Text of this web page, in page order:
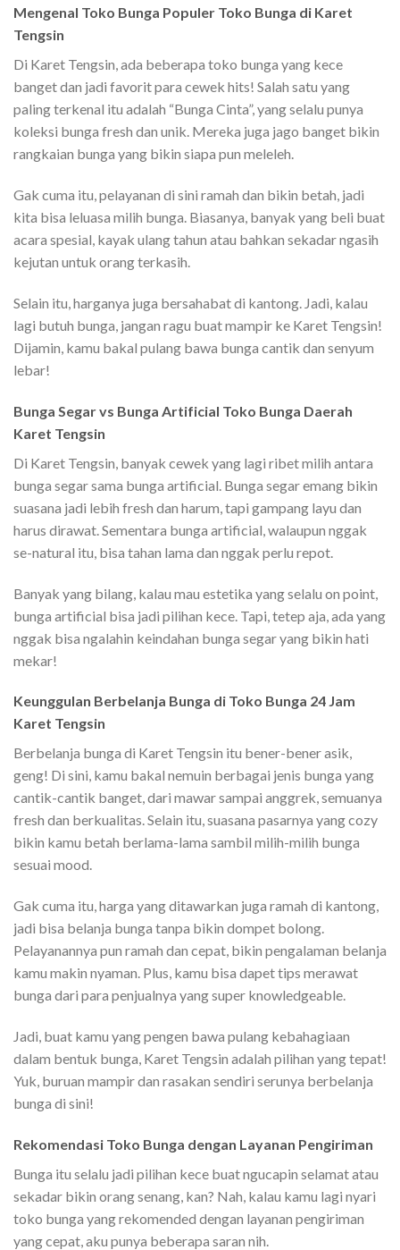
Mengenal Toko Bunga Populer Toko Bunga di Karet
Tengsin
Di Karet Tengsin, ada beberapa toko bunga yang kece
banget dan jadi favorit para cewek hits! Salah satu yang
paling terkenal itu adalah “Bunga Cinta”, yang selalu punya
koleksi bunga fresh dan unik. Mereka juga jago banget bikin
rangkaian bunga yang bikin siapa pun meleleh.
Gak cuma itu, pelayanan di sini ramah dan bikin betah, jadi
kita bisa leluasa milih bunga. Biasanya, banyak yang beli buat
acara spesial, kayak ulang tahun atau bahkan sekadar ngasih
kejutan untuk orang terkasih.
Selain itu, harganya juga bersahabat di kantong. Jadi, kalau
lagi butuh bunga, jangan ragu buat mampir ke Karet Tengsin!
Dijamin, kamu bakal pulang bawa bunga cantik dan senyum
lebar!
Bunga Segar vs Bunga Artificial Toko Bunga Daerah
Karet Tengsin
Di Karet Tengsin, banyak cewek yang lagi ribet milih antara
bunga segar sama bunga artificial. Bunga segar emang bikin
suasana jadi lebih fresh dan harum, tapi gampang layu dan
harus dirawat. Sementara bunga artificial, walaupun nggak
se-natural itu, bisa tahan lama dan nggak perlu repot.
Banyak yang bilang, kalau mau estetika yang selalu on point,
bunga artificial bisa jadi pilihan kece. Tapi, tetep aja, ada yang
nggak bisa ngalahin keindahan bunga segar yang bikin hati
mekar!
Keunggulan Berbelanja Bunga di Toko Bunga 24 Jam
Karet Tengsin
Berbelanja bunga di Karet Tengsin itu bener-bener asik,
geng! Di sini, kamu bakal nemuin berbagai jenis bunga yang
cantik-cantik banget, dari mawar sampai anggrek, semuanya
fresh dan berkualitas. Selain itu, suasana pasarnya yang cozy
bikin kamu betah berlama-lama sambil milih-milih bunga
sesuai mood.
Gak cuma itu, harga yang ditawarkan juga ramah di kantong,
jadi bisa belanja bunga tanpa bikin dompet bolong.
Pelayanannya pun ramah dan cepat, bikin pengalaman belanja
kamu makin nyaman. Plus, kamu bisa dapet tips merawat
bunga dari para penjualnya yang super knowledgeable.
Jadi, buat kamu yang pengen bawa pulang kebahagiaan
dalam bentuk bunga, Karet Tengsin adalah pilihan yang tepat!
Yuk, buruan mampir dan rasakan sendiri serunya berbelanja
bunga di sini!
Rekomendasi Toko Bunga dengan Layanan Pengiriman
Bunga itu selalu jadi pilihan kece buat ngucapin selamat atau
sekadar bikin orang senang, kan? Nah, kalau kamu lagi nyari
toko bunga yang rekomended dengan layanan pengiriman
yang cepat, aku punya beberapa saran nih.